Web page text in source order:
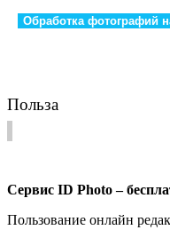
Обработка фотографий
Польза
Сервис ID Photo –
Пользование онлайн